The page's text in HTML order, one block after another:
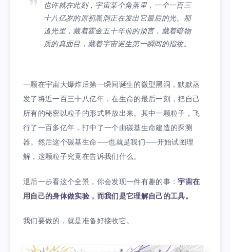
也许就在此刻，宇宙某个角落里，一个一百三
十八亿岁的原初黑洞正在发出它最后的光。那
道光里，藏着霍金五十年前的预言，藏着暗物
质的真面目，藏着宇宙诞生第一瞬间的指纹。
一颗在宇宙大爆炸后第一瞬间诞生的微型黑洞，默默蒸
发了将近一百三十八亿年，在生命的最后一刻，把自己
所有的秘密以粒子的形式释放出来。其中一颗粒子，飞
行了一百多亿年，打中了一个由碳基生命建造的探测
器。然后这个碳基生命——也就是我们——开始试图理
解，这颗粒子究竟在告诉我们什么。
退后一步看这个全景，你会发现一件有趣的事：宇宙在
用自己的身体做实验，而我们是它理解自己的工具。
我们要做的，就是准备好接收它。